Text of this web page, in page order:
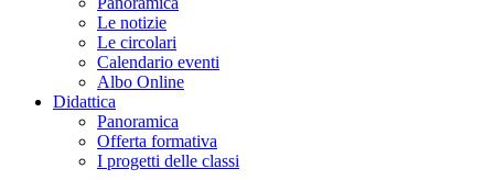
Le notizie
Le circolari
Calendario eventi
Albo Online
Didattica
Panoramica
Offerta formativa
I progetti delle classi